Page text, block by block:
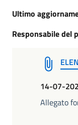
Ultimo
Responsabile del
14-07-
Allegato